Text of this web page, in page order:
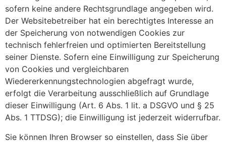
sofern keine andere Rechtsgrundlage angegeben wird.
Der Websitebetreiber hat ein berechtigtes Interesse an
der Speicherung von notwendigen Cookies zur
technisch fehlerfreien und optimierten Bereitstellung
seiner Dienste. Sofern eine Einwilligung zur Speicherung
von Cookies und vergleichbaren
Wiedererkennungstechnologien abgefragt wurde,
erfolgt die Verarbeitung ausschließlich auf Grundlage
dieser Einwilligung (Art. 6 Abs. 1 lit. a DSGVO und § 25
Abs. 1 TTDSG); die Einwilligung ist jederzeit widerrufbar.
Sie können Ihren Browser so einstellen, dass Sie über